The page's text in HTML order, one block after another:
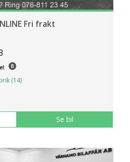
Fri frakt
(14)
Se bil